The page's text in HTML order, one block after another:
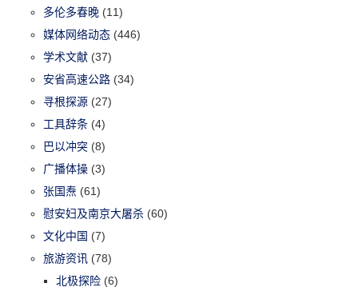
多伦多春晚 (11)
媒体网络动态 (446)
学术文献 (37)
安省高速公路 (34)
寻根探源 (27)
工具辞条 (4)
巴以冲突 (8)
广播体操 (3)
张国焘 (61)
慰安妇及南京大屠杀 (60)
文化中国 (7)
旅游资讯 (78)
北极探险 (6)